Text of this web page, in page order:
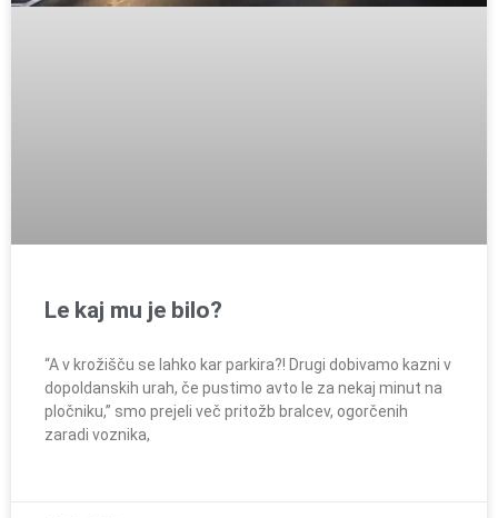
Le kaj mu je bilo?
“A v krožišču se lahko kar parkira?! Drugi dobivamo kazni v
dopoldanskih urah, če pustimo avto le za nekaj minut na
pločniku,” smo prejeli več pritožb bralcev, ogorčenih
zaradi voznika,